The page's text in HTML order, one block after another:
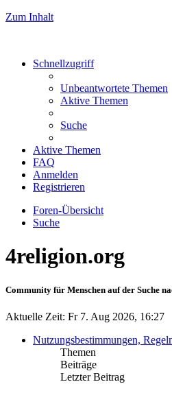
Zum Inhalt
Schnellzugriff
Unbeantwortete Themen
Aktive Themen
Suche
Aktive Themen
FAQ
Anmelden
Registrieren
Foren-Übersicht
Suche
4religion.org
Community für Menschen auf der Suche
Aktuelle Zeit: Fr 7. Aug 2026, 16:27
Nutzungsbestimmungen,
Themen
Beiträge
Letzter Beitrag